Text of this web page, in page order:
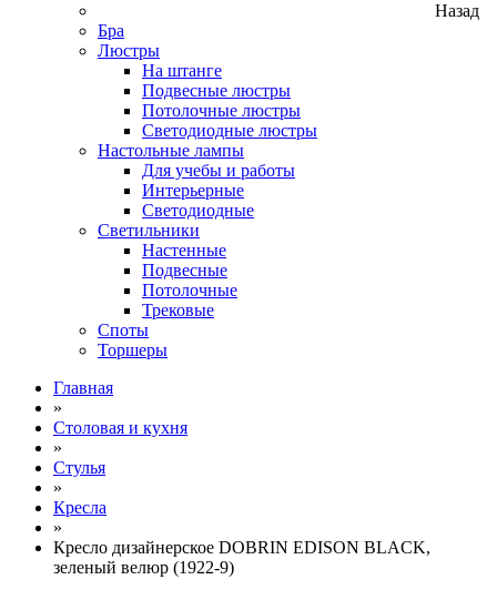
Назад
Бра
Люстры
На штанге
Подвесные люстры
Потолочные люстры
Светодиодные люстры
Настольные лампы
Для учебы и работы
Интерьерные
Светодиодные
Светильники
Настенные
Подвесные
Потолочные
Трековые
Споты
Торшеры
Главная
»
Столовая и кухня
»
Стулья
»
Кресла
»
Кресло дизайнерское DOBRIN EDISON BLACK,
зеленый велюр (1922-9)